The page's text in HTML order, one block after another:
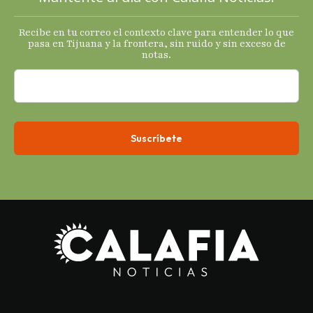
Recibe en tu correo el contexto clave para entender lo que
pasa en Tijuana y la frontera, sin ruido y sin exceso de
notas.